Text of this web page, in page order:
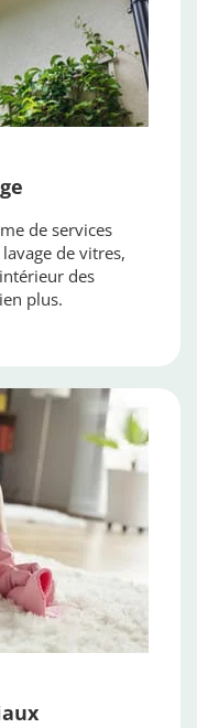
de services
de vitres,
des
plus.